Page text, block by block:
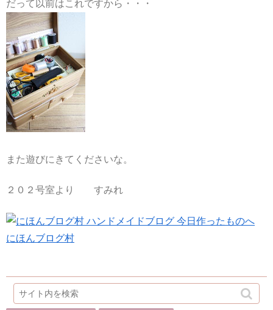
だって以前はこれですから・・・
また遊びにきてくださいな。
２０２号室より すみれ
にほんブログ村